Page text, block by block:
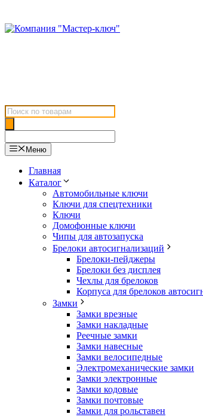
к
содержимому
Поиск
товаров
Меню
Главная
Каталог
Автомобильные ключи
Ключи для спецтехники
Ключи
Домофонные ключи
Чипы для автозапуска
Брелоки автосигнализаций
Брелоки-пейджеры
Брелоки без дисплея
Чехлы для брелоков
Корпуса для брелоков
Замки
Замки врезные
Замки накладные
Реечные замки
Замки навесные
Замки велосипедные
Электромеханические замки
Замки электронные
Замки кодовые
Замки почтовые
Замки для рольставен